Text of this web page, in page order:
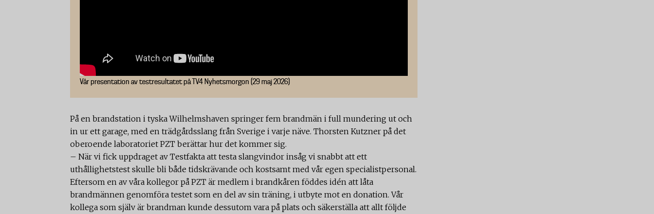
Vår presentation av testresultatet på TV4 Nyhetsmorgon (29 maj 2026)
På en brandstation i tyska Wilhelmshaven springer fem brandmän i full mundering ut och
in ur ett garage, med en trädgårdsslang från Sverige i varje näve. Thorsten Kutzner på det
oberoende laboratoriet PZT berättar hur det kommer sig.
– När vi fick uppdraget av Testfakta att testa slangvindor insåg vi snabbt att ett
uthållighetstest skulle bli både tidskrävande och kostsamt med vår egen specialistpersonal.
Eftersom en av våra kollegor på PZT är medlem i brandkåren föddes idén att låta
brandmännen genomföra testet som en del av sin träning, i utbyte mot en donation. Vår
kollega som själv är brandman kunde dessutom vara på plats och säkerställa att allt följde